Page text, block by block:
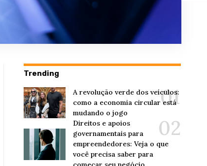
Trending
A revolução verde dos veículos:
como a economia circular está
mudando o jogo
Direitos e apoios
governamentais para
empreendedores: Veja o que
você precisa saber para